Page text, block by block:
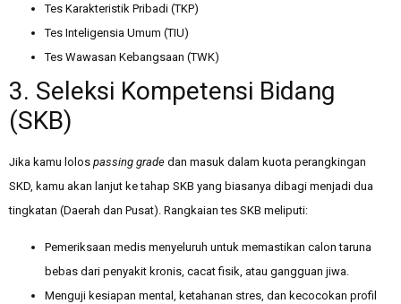
Tes Karakteristik Pribadi (TKP)
Tes Inteligensia Umum (TIU)
Tes Wawasan Kebangsaan (TWK)
3. Seleksi Kompetensi Bidang
(SKB)
Jika kamu lolos passing grade dan masuk dalam kuota perangkingan
SKD, kamu akan lanjut ke tahap SKB yang biasanya dibagi menjadi dua
tingkatan (Daerah dan Pusat). Rangkaian tes SKB meliputi:
Pemeriksaan medis menyeluruh untuk memastikan calon taruna
bebas dari penyakit kronis, cacat fisik, atau gangguan jiwa.
Menguji kesiapan mental, ketahanan stres, dan kecocokan profil